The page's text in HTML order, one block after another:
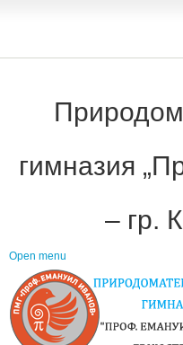
гимназия
– гр.
Open menu